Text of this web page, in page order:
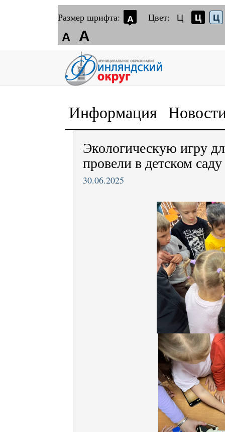
Размер шрифта: А
А А
Цвет: Ц Ц Ц
Информация
Экологическую игру
провели в детском
30.06.2025